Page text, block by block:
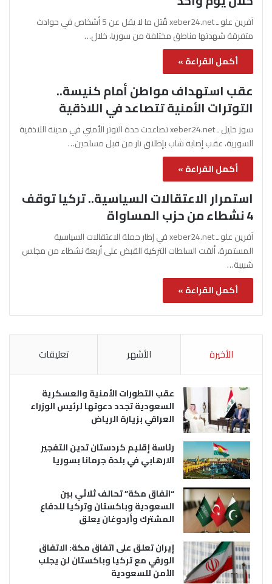
آفرين علو ـ xeber24.net قُتل ما لا يقل عن 5 أشخاص في حوادث
متفرقة شهدتها مناطق مختلفة من سوريا، خلال…
أكمل القراءة »
عقب استهداف مواطن أمام كنيسة..
التوترات الأمنية تتصاعد في اللاذقية
سوز خليل ـ xeber24.net تصاعدت حدة التوتر الأمني في مدينة اللاذقية
السورية، عقب إصابة شاب بإطلاق نار من قبل مسلحين…
أكمل القراءة »
استمرار الاعتقالات السياسية.. تركيا توقف
4 نشطاء من حزب المساواة
آفرين علو ـ xeber24.net في إطار حملة الاعتقالات السياسية
المستمرة، ألقت السلطات التركية القبض على أربعة نشطاء من مجلس
شبيبة…
أكمل القراءة »
الأخيرة الأشهر تعليقات
عقب التطورات الأمنية والعسكرية
السعودية تجدد دعوتها لرئيس الوزراء
العراقي بزيارة الرياض
رئاسة إقليم كردستان تدين التفجير
الارهابي في بلدة جرمانا بسوريا
“اتفاق مكة” تحالف ثلاثي بين
السعودية وباكستان وتركيا للدفاع
المشترك وأردوغان يعلق
إيران تعلق على اتفاق مكة: الاتفاق
الورقي مع تركيا وباكستان لن يجلب
الأمن للسعودية